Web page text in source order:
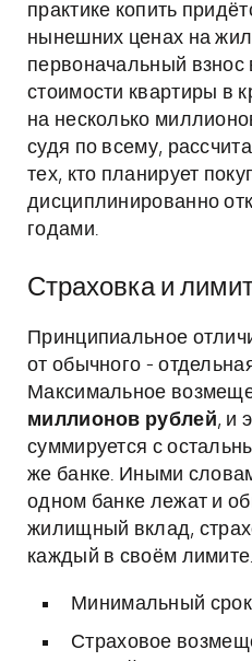
практике копить
нынешних ценах на
первоначальный взнос
стоимости квартиры в
на несколько
судя по всему,
тех, кто планирует
дисциплинированно
годами.
Страховка и
Принципиальное
от обычного -
Максимальное
миллионов рублей, и
суммируется с
же банке. Иными
одном банке лежат и
жилищный вклад,
каждый в своём лимите.
Минимальный
Страховое